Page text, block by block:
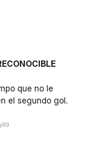
que no le
el segundo gol.